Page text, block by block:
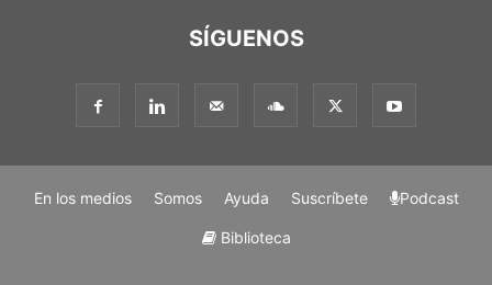
SÍGUENOS
En los medios Somos Ayuda Suscríbete Podcast
Biblioteca